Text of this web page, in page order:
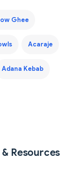
Ghee
Acaraje
Adana Kebab
Resources